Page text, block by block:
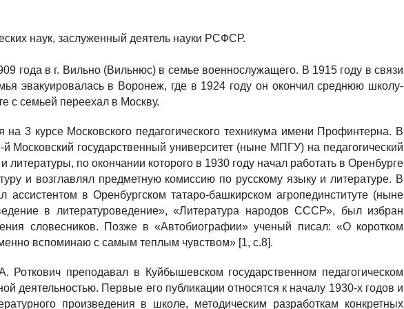
наук, заслуженный деятель науки РСФСР.
года в г. Вильно (Вильнюс) в семье военнослужащего. В 1915 году в связи
эвакуировалась в Воронеж, где в 1924 году он окончил среднюю школу-
с семьей переехал в Москву.
на 3 курсе Московского педагогического техникума имени Профинтерна. В
Московский государственный университет (ныне МПГУ) на педагогический
литературы, по окончании которого в 1930 году начал работать в Оренбурге
и возглавлял предметную комиссию по русскому языку и литературе. В
ассистентом в Оренбургском татаро-башкирском агропединституте (ныне
в литературоведение», «Литература народов СССР», был избран
словесников. Позже в «Автобиографии» ученый писал: «О коротком
вспоминаю с самым теплым чувством» [1, с.8].
преподавал в Куйбышевском государственном педагогическом
деятельностью. Первые его публикации относятся к началу 1930-х годов и
произведения в школе, методическим разработкам конкретных